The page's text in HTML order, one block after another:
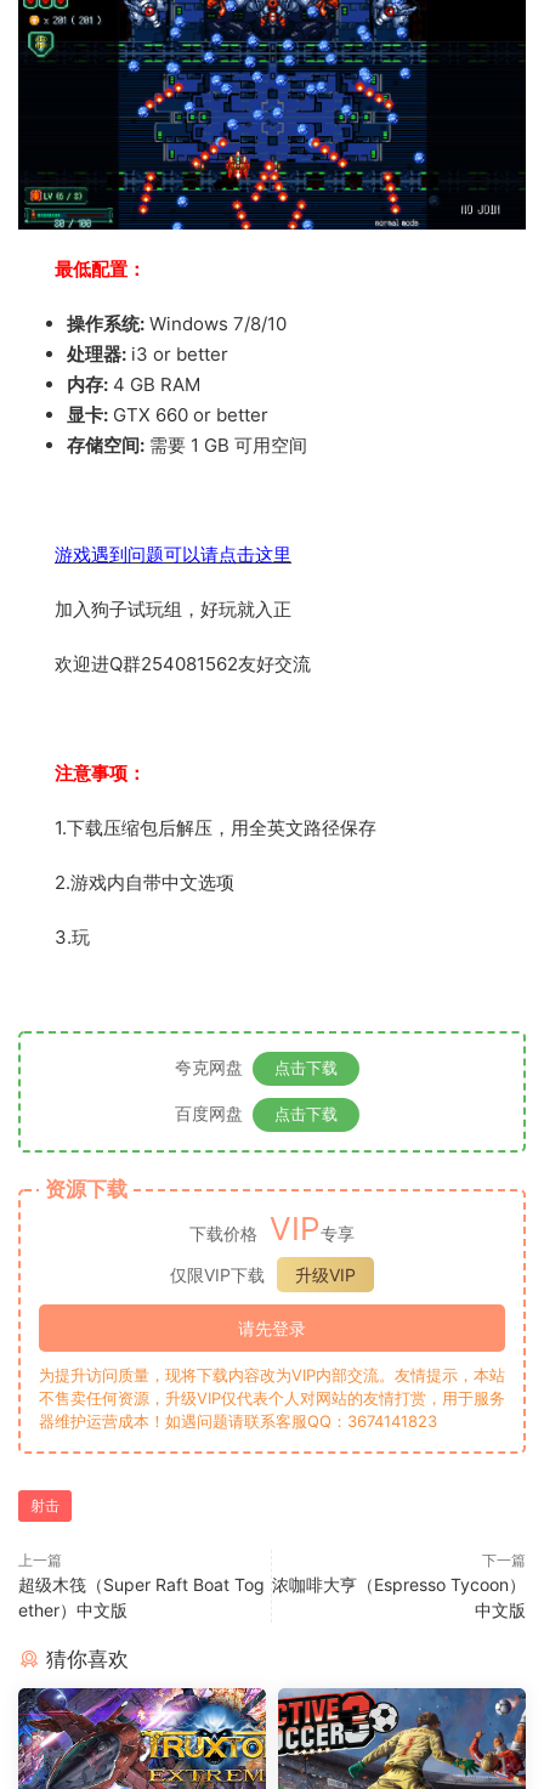
最低配置：
操作系统: Windows 7/8/10
处理器: i3 or better
内存: 4 GB RAM
显卡: GTX 660 or better
存储空间: 需要 1 GB 可用空间
游戏遇到问题可以请点击这里
加入狗子试玩组，好玩就入正
欢迎进Q群254081562友好交流
注意事项：
1.下载压缩包后解压，用全英文路径保存
2.游戏内自带中文选项
3.玩
夸克网盘 点击下载
百度网盘 点击下载
资源下载
下载价格 VIP专享
仅限VIP下载
升级VIP
请先登录
为提升访问质量，现将下载内容改为VIP内部交流。友情提示，本站
不售卖任何资源，升级VIP仅代表个人对网站的友情打赏，用于服务
器维护运营成本！如遇问题请联系客服QQ：3674141823
射击
上一篇
超级木筏（Super Raft Boat Tog
ether）中文版
下一篇
浓咖啡大亨（Espresso Tycoon）
中文版
猜你喜欢